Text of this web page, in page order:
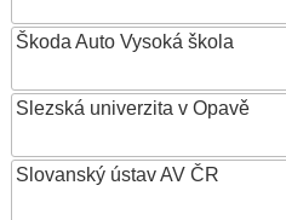
Škoda Auto Vysoká škola
Slezská univerzita v Opavě
Slovanský ústav AV ČR